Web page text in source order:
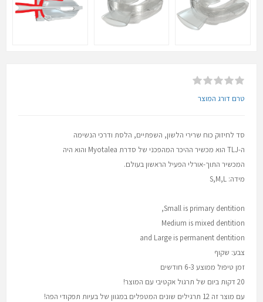
טרם דורג המוצר
סד לחיזוק כוח שרירי הלשון, השפתיים, הלסת ודרכי הנשימה
ה-TLJ הוא מכשיר ההיכר המהפכני של סדרת Myotalea והוא היה
המכשיר התוך-אורלי הפעיל הראשון בעולם.
מידה: S,M,L
Small is primary dentition,
Medium is mixed dentition
and Large is permanent dentition
צבע: שקוף
זמן טיפול ממוצע 6-3 חודשים
20 דקות ביום של תרגול אקטיבי עם המוצר!
עם מוצר זה 12 תרגילים שונים המטפלים במגוון של בעיות תפקודי הפה!